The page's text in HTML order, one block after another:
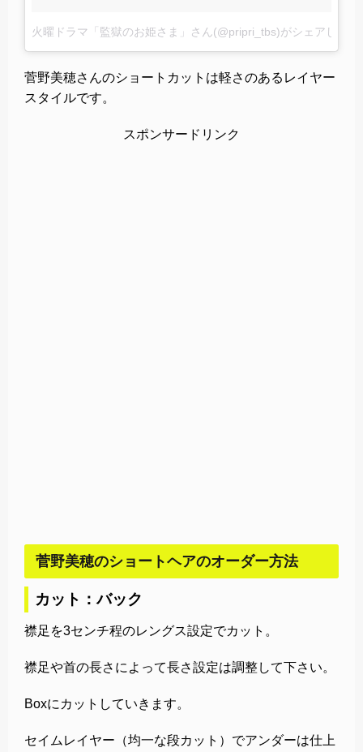
火曜ドラマ「監獄のお姫さま」さん(@pripri_tbs)がシェアした投
菅野美穂さんのショートカットは軽さのあるレイヤー
スタイルです。
スポンサードリンク
菅野美穂のショートヘアのオーダー方法
カット：バック
襟足を3センチ程のレングス設定でカット。
襟足や首の長さによって長さ設定は調整して下さい。
Boxにカットしていきます。
セイムレイヤー（均一な段カット）でアンダーは仕上